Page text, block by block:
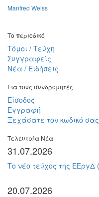
Manfred Weiss
Το περιοδικό
Τόμοι / Τεύχη
Συγγραφείς
Νέα / Ειδήσεις
Για τους συνδρομητές
Είσοδος
Εγγραφή
Ξεχάσατε τον κωδικό
Τελευταία Νέα
31.07.2026
Το νέο τεύχος της ΕΕργΔ
20.07.2026